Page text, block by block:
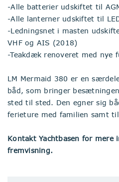
-Alle batterier udskiftet til
-Alle lanterner udskiftet til
-Ledningsnet i masten
VHF og AIS (2018)
-Teakdæk renoveret med nye
LM Mermaid 380 er en
båd, som bringer
sted til sted. Den egner sig
ferieture med familien samt
Kontakt Yachtbasen for
fremvisning.